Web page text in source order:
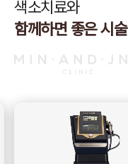
색소치료와
함께하면 좋은 시술